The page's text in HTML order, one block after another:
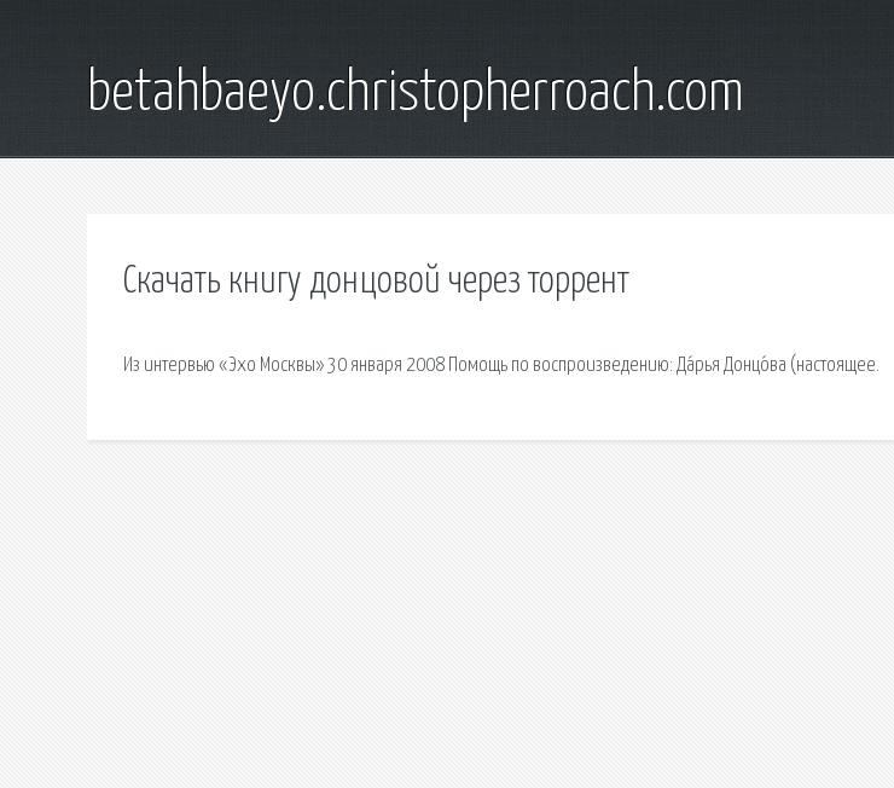
betahbaeyo.christopherroach.com
Скачать книгу донцовой через торрент
Из интервью «Эхо Москвы» 30 января 2008 Помощь по воспроизведению: Да́рья Донцо́ва (настоящее.